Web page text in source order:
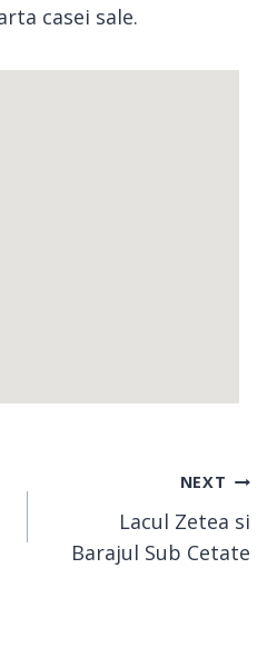
casei sale.
NEXT
Lacul Zetea si
Barajul Sub Cetate